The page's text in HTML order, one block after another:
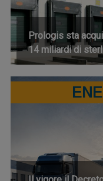
Prologis sta
14 miliardi di